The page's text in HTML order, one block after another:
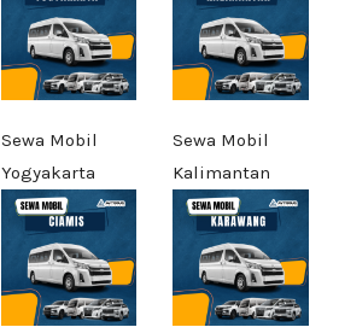
Sewa Mobil
Yogyakarta
Sewa Mobil
Kalimantan